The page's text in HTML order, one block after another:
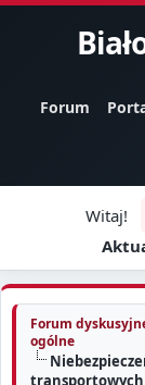
Forum
Witaj!
Forum
ogólne
transportowych